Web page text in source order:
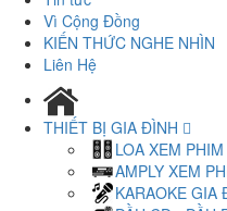
Vì Cộng Đồng
KIẾN THỨC NGHE NHÌN
Liên Hệ
THIẾT BỊ GIA ĐÌNH
LOA XEM
AMPLY XEM
KARAOKE GIA